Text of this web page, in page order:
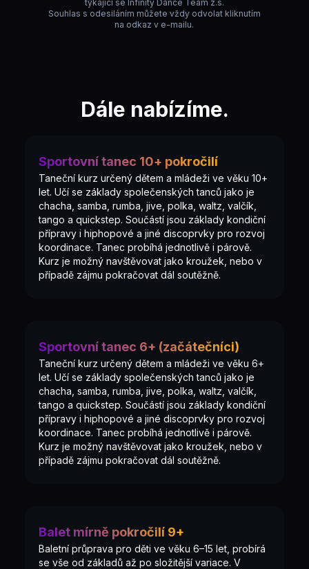
týkající se Infinity Dance Team z.s.
Souhlas s odesiláním můžete vždy odvolat kliknutím
na odkaz v e-mailu.
Dále nabízíme.
Sportovní tanec 10+ pokročilí
Taneční kurz určený dětem a mládeži ve věku 10+
let. Učí se základy společenských tanců jako je
chacha, samba, rumba, jive, polka, waltz, valčík,
tango a quickstep. Součástí jsou základy kondiční
přípravy i hiphopové a jiné discoprvky pro rozvoj
koordinace. Tanec probíhá jednotlivě i párově.
Kurz je možný navštěvovat jako kroužek, nebo v
případě zájmu pokračovat dál soutěžně.
Sportovní tanec 6+ (začátečníci)
Taneční kurz určený dětem a mládeži ve věku 6+
let. Učí se základy společenských tanců jako je
chacha, samba, rumba, jive, polka, waltz, valčík,
tango a quickstep. Součástí jsou základy kondiční
přípravy i hiphopové a jiné discoprvky pro rozvoj
koordinace. Tanec probíhá jednotlivě i párově.
Kurz je možný navštěvovat jako kroužek, nebo v
případě zájmu pokračovat dál soutěžně.
Balet mírně pokročilí 9+
Baletní průprava pro děti ve věku 6–15 let, probírá
se vše od základů až po složitější variace. V